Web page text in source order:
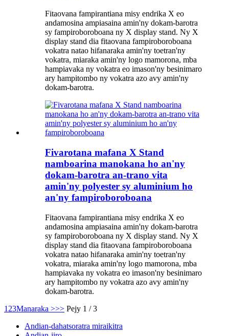
Fitaovana fampirantiana misy endrika X eo
andamosina ampiasaina amin'ny dokam-barotra
sy fampiroboroboana ny X display stand. Ny X
display stand dia fitaovana fampiroboroboana
vokatra natao hifanaraka amin'ny toetran'ny
vokatra, miaraka amin'ny logo mamorona, mba
hampiavaka ny vokatra eo imason'ny besinimaro
ary hampitombo ny vokatra azo avy amin'ny
dokam-barotra.
Fivarotana mafana X Stand
namboarina manokana ho an'ny
dokam-barotra an-trano vita
amin'ny polyester sy aluminium ho
an'ny fampiroboroboana
Fitaovana fampirantiana misy endrika X eo
andamosina ampiasaina amin'ny dokam-barotra
sy fampiroboroboana ny X display stand. Ny X
display stand dia fitaovana fampiroboroboana
vokatra natao hifanaraka amin'ny toetran'ny
vokatra, miaraka amin'ny logo mamorona, mba
hampiavaka ny vokatra eo imason'ny besinimaro
ary hampitombo ny vokatra azo avy amin'ny
dokam-barotra.
1 23Manaraka >>> Pejy 1 / 3
Andian-dahatsoratra miraikitra